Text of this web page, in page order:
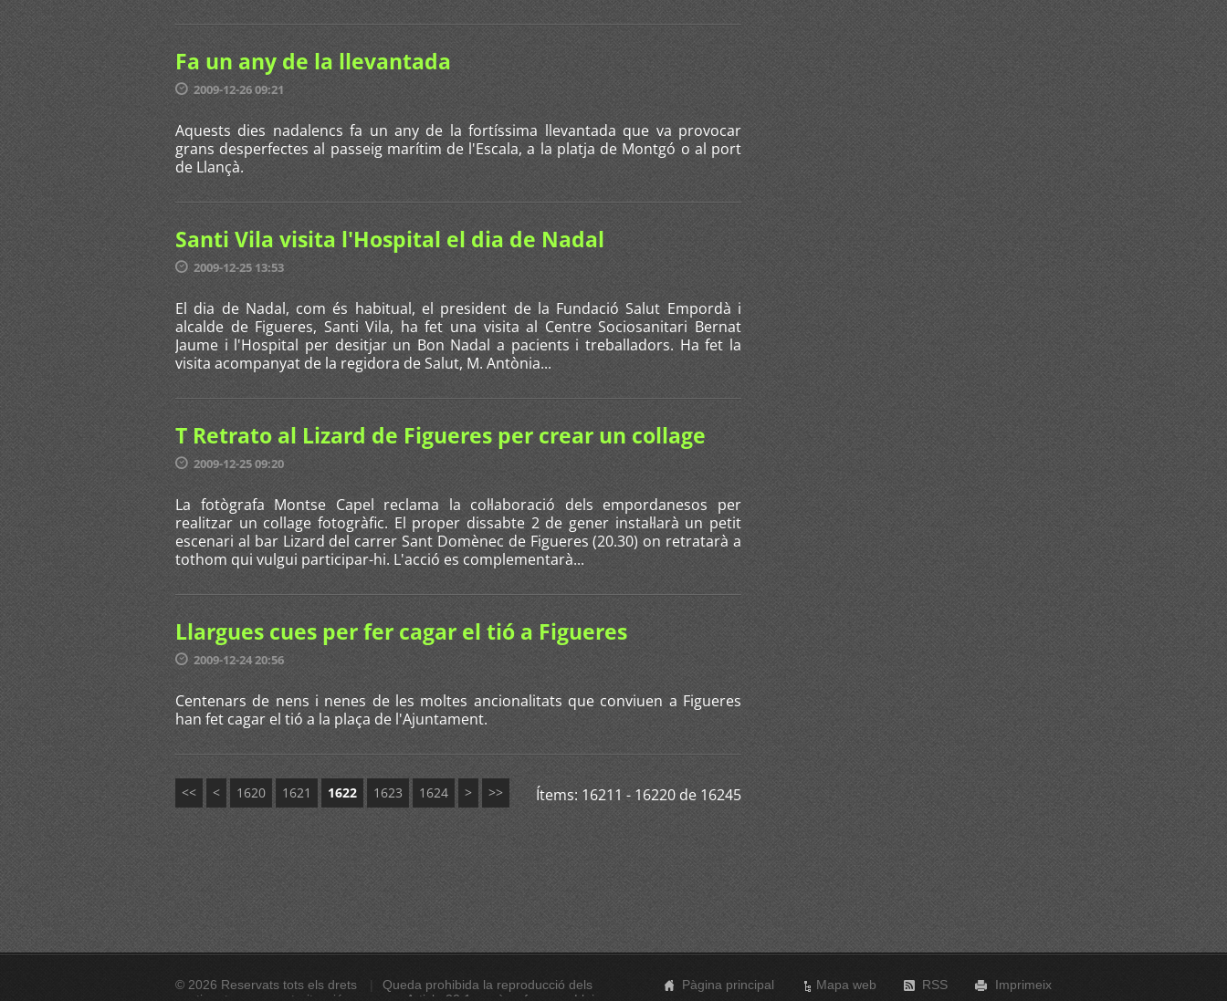
Fa un any de la llevantada
2009-12-26 09:21
Aquests dies nadalencs fa un any de la fortíssima llevantada que va provocar
grans desperfectes al passeig marítim de l'Escala, a la platja de Montgó o al port
de Llançà.
Santi Vila visita l'Hospital el dia de Nadal
2009-12-25 13:53
El dia de Nadal, com és habitual, el president de la Fundació Salut Empordà i
alcalde de Figueres, Santi Vila, ha fet una visita al Centre Sociosanitari Bernat
Jaume i l'Hospital per desitjar un Bon Nadal a pacients i treballadors. Ha fet la
visita acompanyat de la regidora de Salut, M. Antònia...
T Retrato al Lizard de Figueres per crear un collage
2009-12-25 09:20
La fotògrafa Montse Capel reclama la col·laboració dels empordanesos per
realitzar un collage fotogràfic. El proper dissabte 2 de gener instal·larà un petit
escenari al bar Lizard del carrer Sant Domènec de Figueres (20.30) on retratarà a
tothom qui vulgui participar-hi. L'acció es complementarà...
Llargues cues per fer cagar el tió a Figueres
2009-12-24 20:56
Centenars de nens i nenes de les moltes ancionalitats que conviuen a Figueres
han fet cagar el tió a la plaça de l'Ajuntament.
Ítems: 16211 - 16220 de 16245
<< < 1620 1621 1622 1623 1624 > >>
© 2026 Reservats tots els drets
Queda prohibida la reproducció dels
Pàgina principal Mapa web RSS Imprimeix